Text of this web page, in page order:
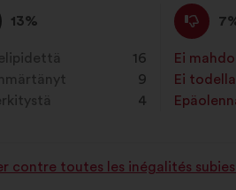
ääniä
seuraavasti:
13%
16
9
4
Eri
mieltä
:
Tätä
ehdotusta
on
Ei
:kertaa
Ei
:kertaa
:kertaa
contre toutes les inégalités subies